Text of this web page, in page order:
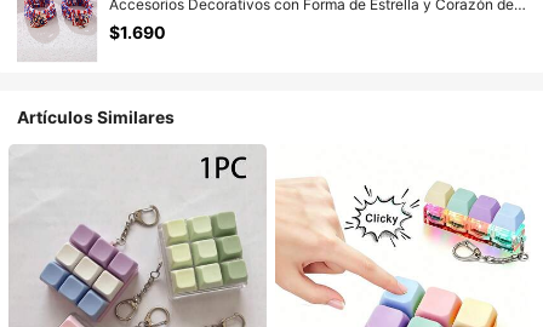
Accesorios Decorativos con Forma de Estrella y Corazón de
la Bandera Americana, Cuerda de Mano, Adecuado para la
Decoración del 250 Aniversario del Día de la Independencia,
$1.690
Artículos Similares